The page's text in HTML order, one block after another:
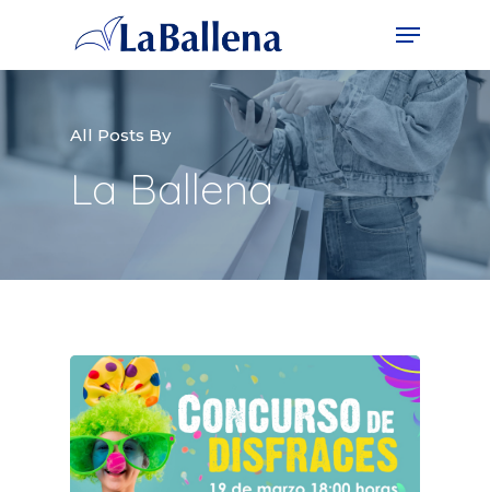
All Posts By
La Ballena